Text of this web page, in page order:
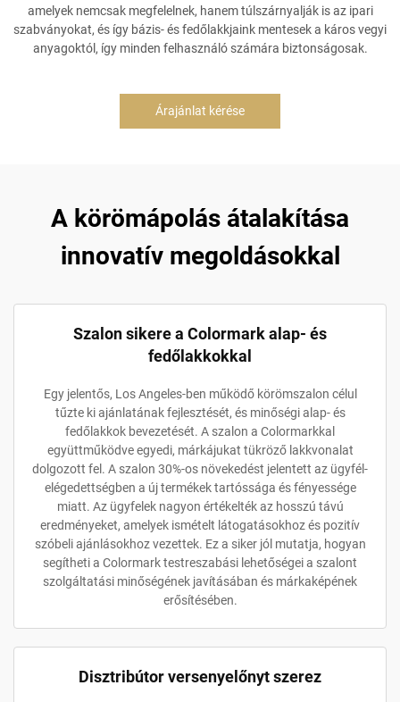
amelyek nemcsak megfelelnek, hanem túlszárnyalják is az ipari
szabványokat, és így bázis- és fedőlakkjaink mentesek a káros vegyi
anyagoktól, így minden felhasználó számára biztonságosak.
Árajánlat kérése
A körömápolás átalakítása
innovatív megoldásokkal
Szalon sikere a Colormark alap- és
fedőlakkokkal
Egy jelentős, Los Angeles-ben működő körömszalon célul
tűzte ki ajánlatának fejlesztését, és minőségi alap- és
fedőlakkok bevezetését. A szalon a Colormarkkal
együttműködve egyedi, márkájukat tükröző lakkvonalat
dolgozott fel. A szalon 30%-os növekedést jelentett az ügyfél-
elégedettségben a új termékek tartóssága és fényessége
miatt. Az ügyfelek nagyon értékelték az hosszú távú
eredményeket, amelyek ismételt látogatásokhoz és pozitív
szóbeli ajánlásokhoz vezettek. Ez a siker jól mutatja, hogyan
segítheti a Colormark testreszabási lehetőségei a szalont
szolgáltatási minőségének javításában és márkaképének
erősítésében.
Disztribútor versenyelőnyt szerez